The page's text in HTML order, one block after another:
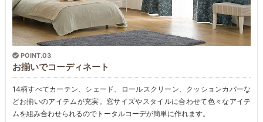
POINT.03
お揃いでコーディネート
14柄すべてカーテン、シェード、ロールスクリーン、クッションカバーな
どお揃いのアイテムが充実。窓サイズやスタイルに合わせて色々なアイテ
ムを組み合わせられるのでトータルコーデが簡単に作れます。